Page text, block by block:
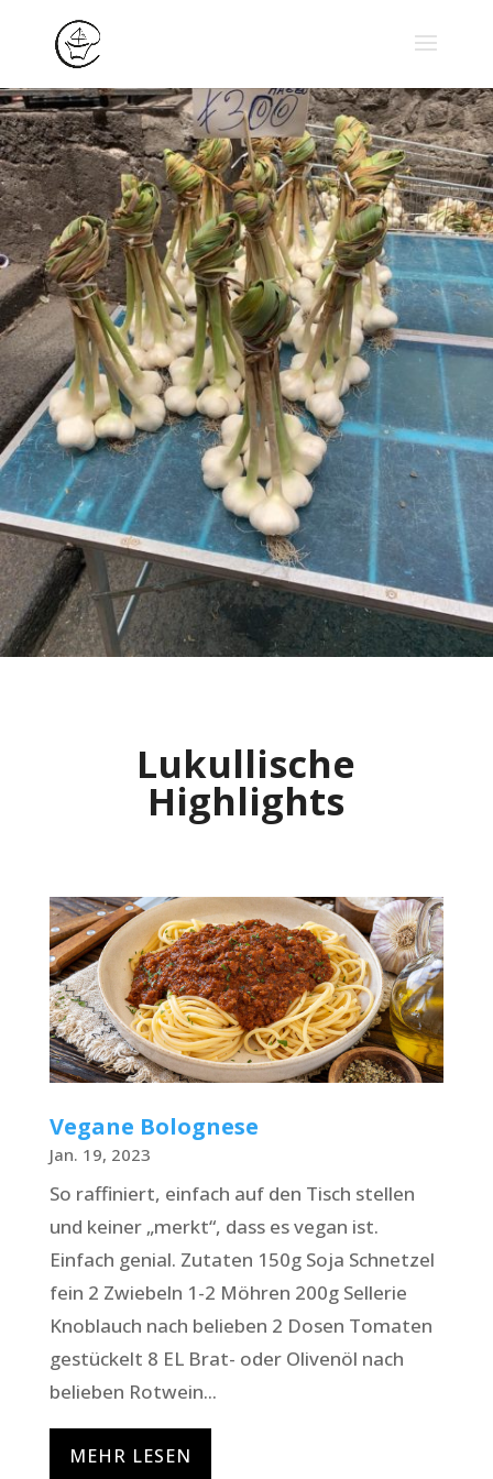
Lukullische
Highlights
Vegane Bolognese
Jan. 19, 2023
So raffiniert, einfach auf den Tisch stellen
und keiner „merkt“, dass es vegan ist.
Einfach genial. Zutaten 150g Soja Schnetzel
fein 2 Zwiebeln 1-2 Möhren 200g Sellerie
Knoblauch nach belieben 2 Dosen Tomaten
gestückelt 8 EL Brat- oder Olivenöl nach
belieben Rotwein...
MEHR LESEN